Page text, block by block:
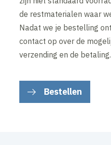
de restmaterialen waar
Nadat we je bestelling
contact op over de
verzending en de betaling.
Bestellen